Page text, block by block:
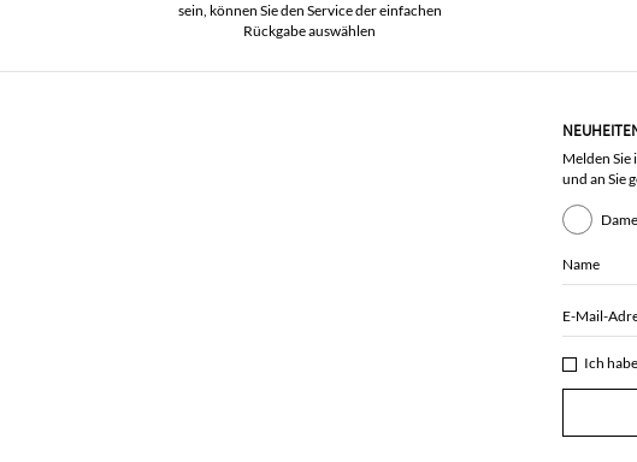
sein, können Sie den Service der einfachen
Rückgabe auswählen
Melden Sie
und an Sie
Name
E-Mail-
Ich